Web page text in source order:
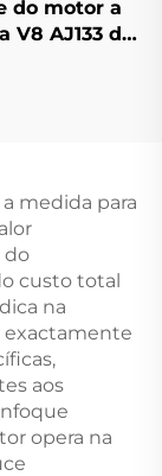
do motor a
V8 AJ133 de
ROVER e
medida para
do
custo total
na
exactamente
aos
opera na